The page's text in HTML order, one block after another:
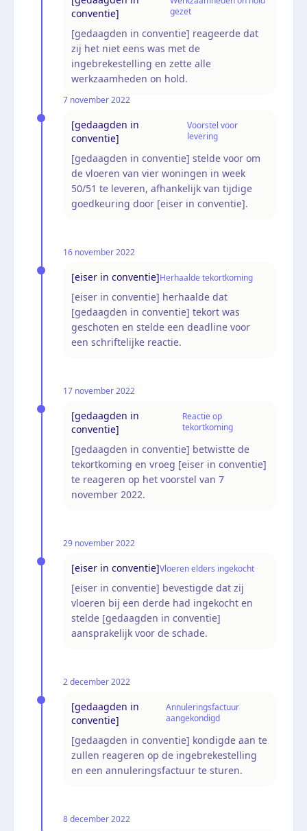
conventie]
gezet
[gedaagden in conventie] reageerde dat
zij het niet eens was met de
ingebrekestelling en zette alle
werkzaamheden on hold.
7 november 2022
[gedaagden in
conventie]
Voorstel voor
levering
[gedaagden in conventie] stelde voor om
de vloeren van vier woningen in week
50/51 te leveren, afhankelijk van tijdige
goedkeuring door [eiser in conventie].
16 november 2022
[eiser in conventie]Herhaalde tekortkoming
[eiser in conventie] herhaalde dat
[gedaagden in conventie] tekort was
geschoten en stelde een deadline voor
een schriftelijke reactie.
17 november 2022
[gedaagden in
conventie]
Reactie op
tekortkoming
[gedaagden in conventie] betwistte de
tekortkoming en vroeg [eiser in conventie]
te reageren op het voorstel van 7
november 2022.
29 november 2022
[eiser in conventie]Vloeren elders ingekocht
[eiser in conventie] bevestigde dat zij
vloeren bij een derde had ingekocht en
stelde [gedaagden in conventie]
aansprakelijk voor de schade.
2 december 2022
[gedaagden in
conventie]
Annuleringsfactuur
aangekondigd
[gedaagden in conventie] kondigde aan te
zullen reageren op de ingebrekestelling
en een annuleringsfactuur te sturen.
8 december 2022